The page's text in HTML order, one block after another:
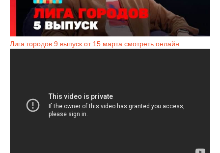
Лига городов 9 выпуск от 15 марта смотреть онлайн